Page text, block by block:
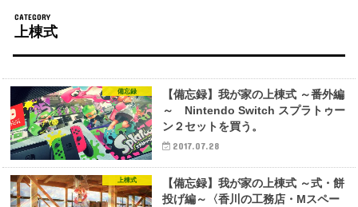
上棟式
備忘録
【備忘録】我が家の上棟式 ～番外編
～ Nintendo Switch スプラトゥー
ン２セットを買う。
2017.07.28
上棟式
【備忘録】我が家の上棟式 ～式・餅
投げ編～〈香川の工務店・Mスペー